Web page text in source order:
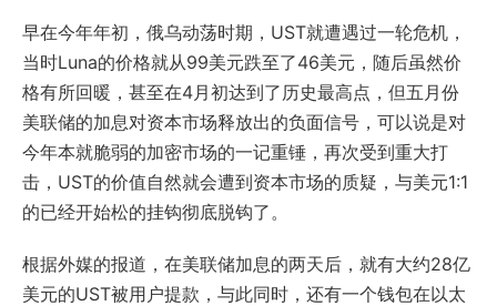
早在今年年初，俄乌动荡时期，UST就遭遇过一轮危机，
当时Luna的价格就从99美元跌至了46美元，随后虽然价
格有所回暖，甚至在4月初达到了历史最高点，但五月份
美联储的加息对资本市场释放出的负面信号，可以说是对
今年本就脆弱的加密市场的一记重锤，再次受到重大打
击，UST的价值自然就会遭到资本市场的质疑，与美元1:1
的已经开始松的挂钩彻底脱钩了。
根据外媒的报道，在美联储加息的两天后，就有大约28亿
美元的UST被用户提款，与此同时，还有一个钱包在以太